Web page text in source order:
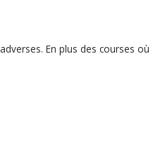
En plus des courses où